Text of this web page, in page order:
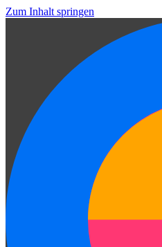
Zum Inhalt springen